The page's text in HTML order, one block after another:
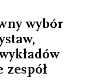
wybór